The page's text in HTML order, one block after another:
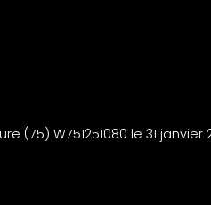
(75) W751251080 le 31 janvier